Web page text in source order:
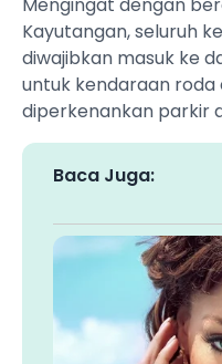
Mengingat dengan
Kayutangan, seluruh
diwajibkan masuk ke
untuk kendaraan
diperkenankan parkir
Baca Juga: